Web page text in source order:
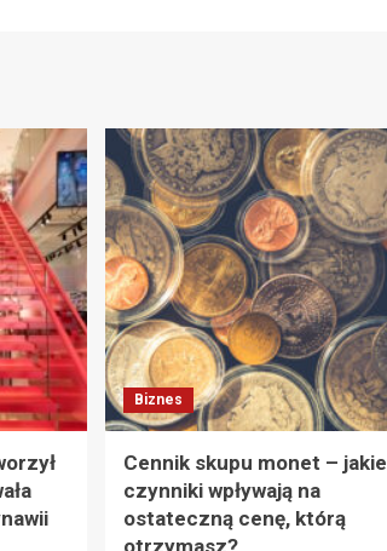
Biznes
Cennik skupu monet – jakie
czynniki wpływają na
ostateczną cenę, którą